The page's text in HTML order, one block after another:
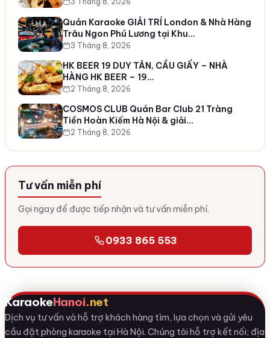
Quán Karaoke GIẢI TRÍ London & Nhà Hàng
Trâu Ngon Phú Lương tại Khu…
3 Tháng 8, 2026
HK BEER 19 DUY TÂN, CẦU GIẤY – NHÀ
HÀNG HK BEER – 19…
2 Tháng 8, 2026
COSMOS CLUB Quán Bar Club 21 Tràng
Tiền Hoàn Kiếm Hà Nội & giải…
2 Tháng 8, 2026
Tư vấn miễn phí
Gọi ngay để được tiếp nhận và tư vấn miễn phí.
0933 865 553
KaraokeHanoi.net
Dịch vụ tư vấn và hỗ trợ khách hàng tìm, lựa chọn và gửi yêu
cầu đặt phòng karaoke tại Hà Nội. Chúng tôi hỗ trợ kết nối; địa